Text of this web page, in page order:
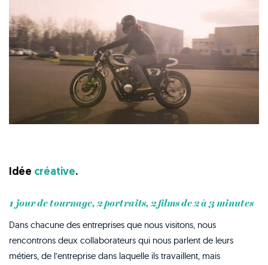
Idée créative.
1 jour de tournage, 2 portraits, 2 films de 2 à 3 minutes
Dans chacune des entreprises que nous visitons, nous
rencontrons deux collaborateurs qui nous parlent de leurs
métiers, de l’entreprise dans laquelle ils travaillent, mais